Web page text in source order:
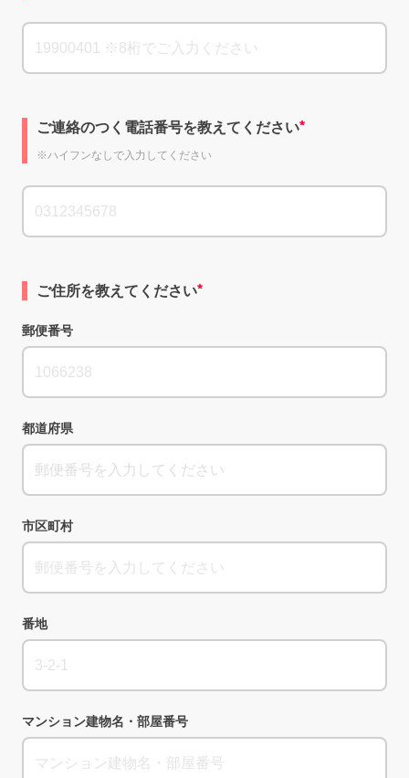
ご連絡のつく電話番号を教えてください
※ハイフンなしで入力してください
ご住所を教えてください
郵便番号
都道府県
市区町村
番地
マンション建物名・部屋番号